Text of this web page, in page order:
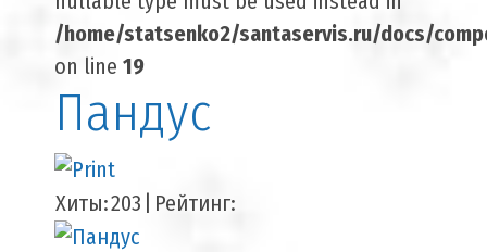
/home/statsenko2/santaservis.ru/docs/
on line 19
Пандус
Хиты:203 Рейтинг: